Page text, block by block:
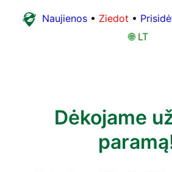
Naujienos • Ziedot •
🌐 LT
Dėkojame